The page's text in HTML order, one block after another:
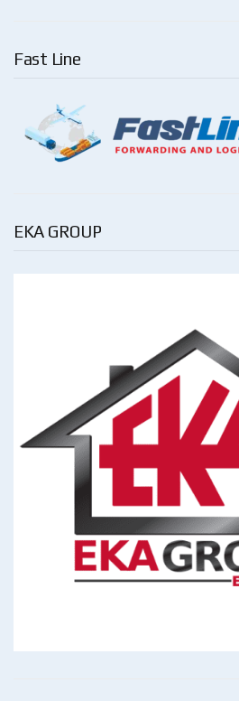
Fast Line
EKA GROUP